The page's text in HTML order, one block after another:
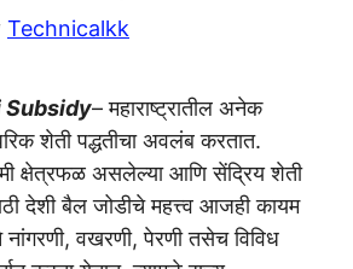
Technicalkk
Subsidy– महाराष्ट्रातील अनेक
शेती पद्धतीचा अवलंब करतात.
क्षेत्रफळ असलेल्या आणि सेंद्रिय शेती
देशी बैल जोडीचे महत्त्व आजही कायम
वखरणी, पेरणी तसेच विविध